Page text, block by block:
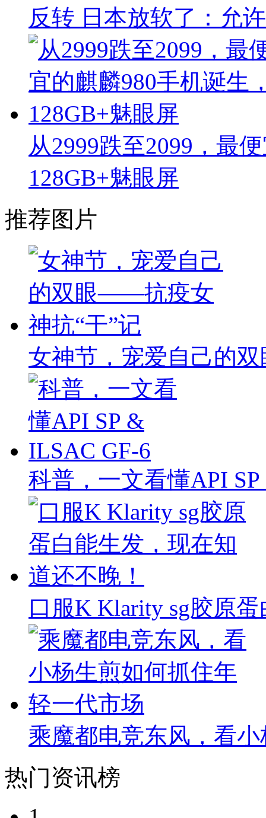
反转 日本放软了：允
从2999跌至2099，最
128GB+魅眼屏
推荐图片
女神节，宠爱自己的
科普，一文看懂API
口服K Klarity sg胶原
乘魔都电竞东风，看
热门资讯榜